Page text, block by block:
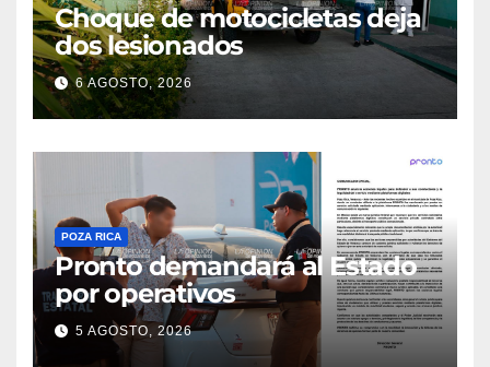
Choque de motocicletas deja
dos lesionados
6 AGOSTO, 2026
POZA RICA
Pronto demandará al Estado
por operativos
5 AGOSTO, 2026